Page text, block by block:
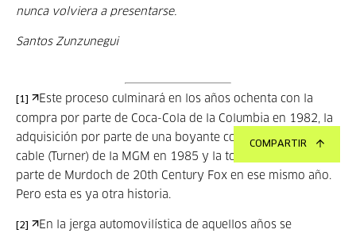
nunca volviera a presentarse.
Santos Zunzunegui
[1]
Este proceso culminará en los años ochenta con la
compra por parte de Coca-Cola de la Columbia en 1982, la
adquisición por parte de una boyante compañía de TV por
cable (Turner) de la MGM en 1985 y la toma de control por
parte de Murdoch de 20th Century Fox en ese mismo año.
Pero esta es ya otra historia.
[2] En la jerga automovilística de aquellos años se
COMPARTIR